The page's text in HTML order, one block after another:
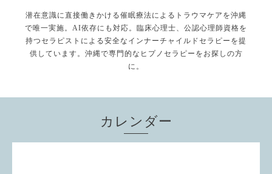
潜在意識に直接働きかける催眠療法によるトラウマケアを沖縄
で唯一実施。AI依存にも対応。臨床心理士、公認心理師資格を
持つセラピストによる安全なインナーチャイルドセラピーを提
供しています。沖縄で専門的なヒプノセラピーをお探しの方
に。
カレンダー